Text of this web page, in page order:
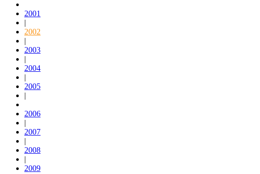
2001
|
2002
|
2003
|
2004
|
2005
|
2006
|
2007
|
2008
|
2009